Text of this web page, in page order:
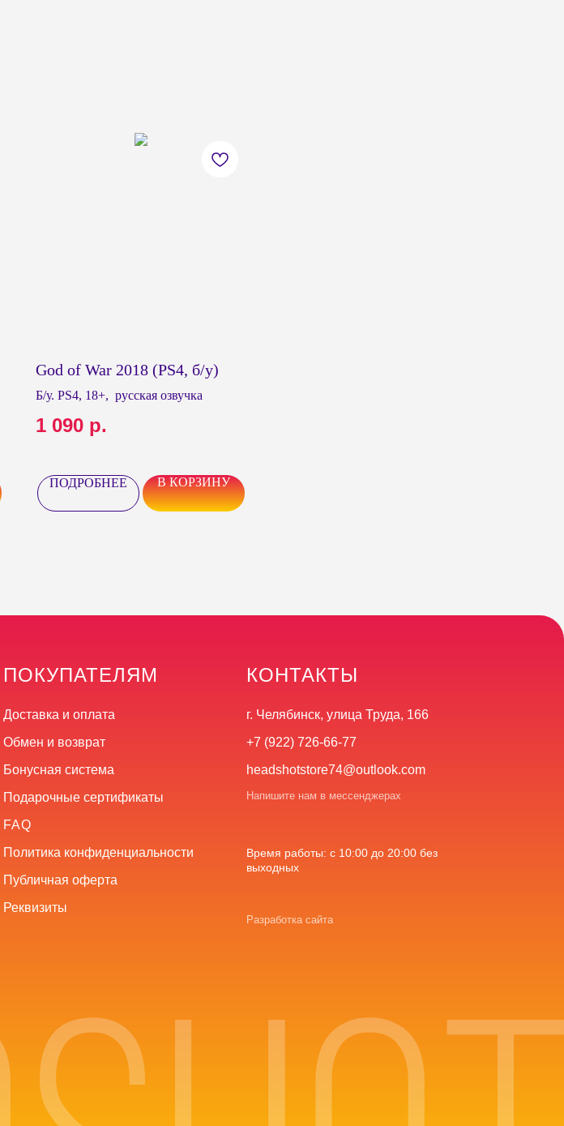
God of War 2018 (PS4, б/у)
Б/у. PS4, 18+, русская озвучка
1 090 р.
ПОДРОБНЕЕ В КОРЗИНУ
ПОКУПАТЕЛЯМ КОНТАКТЫ
Доставка и оплата
Обмен и возврат
Политика конфиденциальности
Публичная оферта
FAQ
+7 (922) 726-66-77
headshotstore74@outlook.com
Напишите нам в мессенджерах
Разработка сайта
Подарочные сертификаты
Реквизиты
Время работы: с 10:00 до 20:00 без
выходных
г. Челябинск, улица Труда, 166
Бонусная система